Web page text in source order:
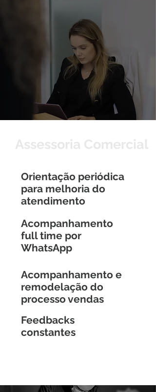
Orientação periódica
para melhoria do
atendimento
Acompanhamento
full time por
WhatsApp
Acompanhamento e
remodelação do
processo vendas
Feedbacks
constantes